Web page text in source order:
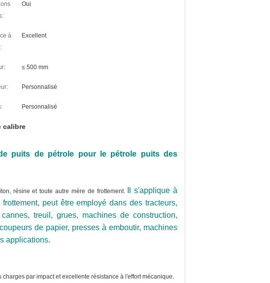
Oui
à
Excellent
≤ 500 mm
Personnalisé
Personnalisé
calibre
puits de pétrole pour le pétrole puits des
résine et toute autre mère de frottement.
Il s'applique à
peut être employé dans des tracteurs,
treuil, grues, machines de construction,
de papier, presses à emboutir, machines
applications.
par impact et excellente résistance à l'effort mécanique.